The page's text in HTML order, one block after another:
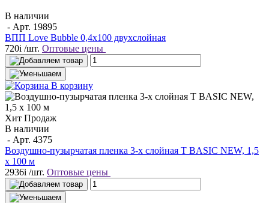
В наличии
- Арт. 19895
ВПП Love Bubble 0,4х100 двухслойная
720i /шт. Оптовые цены
В корзину
Хит Продаж
В наличии
- Арт. 4375
Воздушно-пузырчатая пленка 3-х слойная T BASIC NEW, 1,5
х 100 м
2936i /шт. Оптовые цены